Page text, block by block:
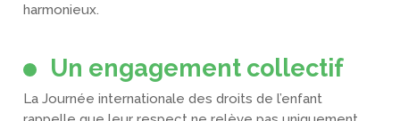
harmonieux.
Un engagement collectif
La Journée internationale des droits de l’enfant